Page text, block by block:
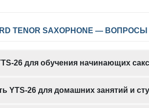
TENOR SAXOPHONE —
26 для обучения начинающих
YTS-26 для домашних занятий и